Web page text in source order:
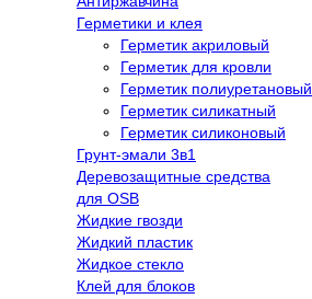
Герметики и клея
Герметик акриловый
Герметик для кровли
Герметик полиуретановый
Герметик силикатный
Герметик силиконовый
Грунт-эмали 3в1
Деревозащитные средства
для OSB
Жидкие гвозди
Жидкий пластик
Жидкое стекло
Клей для блоков